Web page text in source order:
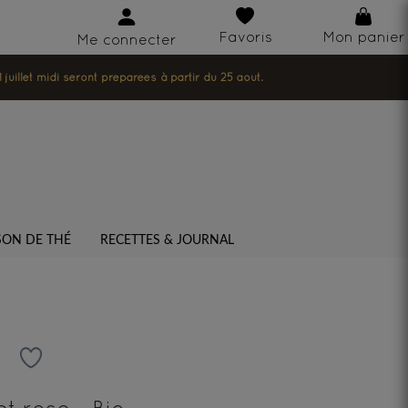
Me connecter Favoris Mon panier
juillet midi seront préparées à partir du 25 août.
DE THÉ RECETTES & JOURNAL